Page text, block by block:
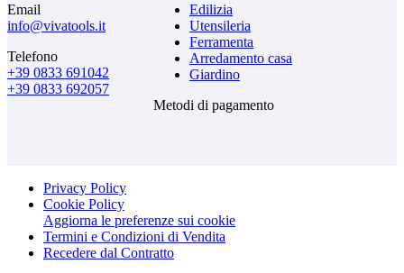
Email
info@vivatools.it
Telefono
+39 0833 691042
+39 0833 692057
Edilizia
Utensileria
Ferramenta
Arredamento casa
Giardino
Metodi di pagamento
Privacy Policy
Cookie Policy
Aggiorna le preferenze sui cookie
Termini e Condizioni di Vendita
Recedere dal Contratto